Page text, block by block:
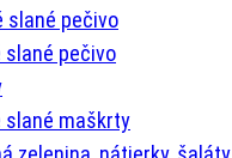
slané pečivo
slané pečivo
slané maškrty